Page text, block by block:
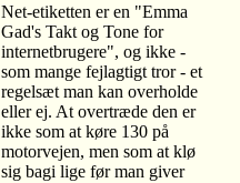
Net-etiketten er en "Emma
Gad's Takt og Tone for
internetbrugere", og ikke -
som mange fejlagtigt tror - et
regelsæt man kan overholde
eller ej. At overtræde den er
ikke som at køre 130 på
motorvejen, men som at klø
sig bagi lige før man giver